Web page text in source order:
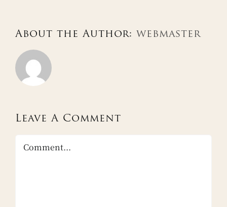
About the Author: webmaster
Leave A Comment